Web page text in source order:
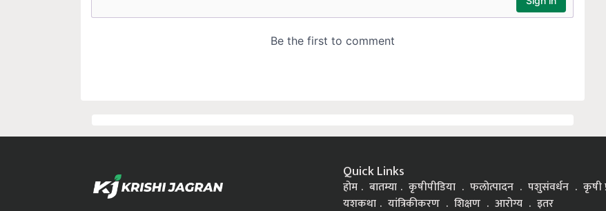
Quick Links
होम बातम्या कृषीपीडिया फलोत्पादन पशुसंवर्धन
कृषी
यशकथा
यांत्रिकीकरण शिक्षण आरोग्य इतर